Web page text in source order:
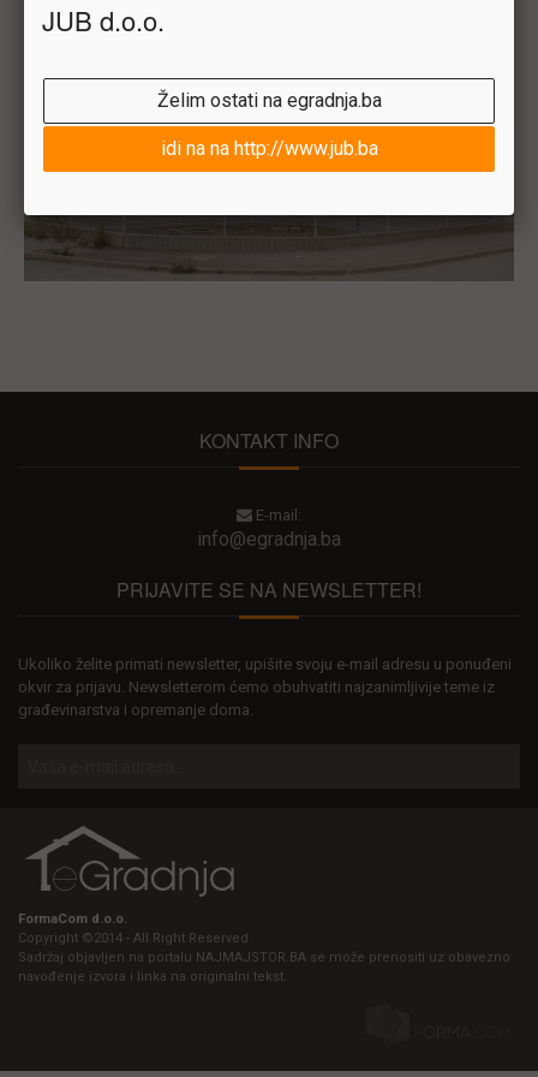
KONTAKT INFO
E-mail:
info@egradnja.ba
PRIJAVITE SE NA NEWSLETTER!
Ukoliko želite primati newsletter, upišite svoju e-mail adresu u ponuđeni
okvir za prijavu. Newsletterom ćemo obuhvatiti najzanimljivije teme iz
građevinarstva i opremanje doma.
FormaCom d.o.o.
Copyright ©2014 - All Right Reserved
Sadržaj objavljen na portalu NAJMAJSTOR.BA se može prenositi uz obavezno
navođenje izvora i linka na originalni tekst.
JUB d.o.o.
Želim ostati na egradnja.ba
idi na na http://www.jub.ba